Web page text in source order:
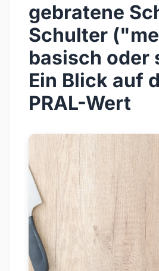
gebratene
Schulter
basisch oder
Ein Blick auf
PRAL-Wert